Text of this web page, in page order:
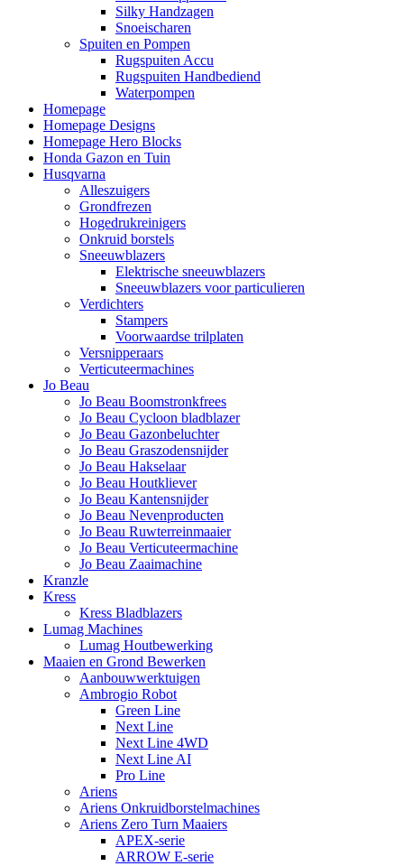
Silky Handzagen
Snoeischaren
Spuiten en Pompen
Rugspuiten Accu
Rugspuiten Handbediend
Waterpompen
Homepage
Homepage Designs
Homepage Hero Blocks
Honda Gazon en Tuin
Husqvarna
Alleszuigers
Grondfrezen
Hogedrukreinigers
Onkruid borstels
Sneeuwblazers
Elektrische sneeuwblazers
Sneeuwblazers voor particulieren
Verdichters
Stampers
Voorwaardse trilplaten
Versnipperaars
Verticuteermachines
Jo Beau
Jo Beau Boomstronkfrees
Jo Beau Cycloon bladblazer
Jo Beau Gazonbeluchter
Jo Beau Graszodensnijder
Jo Beau Hakselaar
Jo Beau Houtkliever
Jo Beau Kantensnijder
Jo Beau Nevenproducten
Jo Beau Ruwterreinmaaier
Jo Beau Verticuteermachine
Jo Beau Zaaimachine
Kranzle
Kress
Kress Bladblazers
Lumag Machines
Lumag Houtbewerking
Maaien en Grond Bewerken
Aanbouwwerktuigen
Ambrogio Robot
Green Line
Next Line
Next Line 4WD
Next Line AI
Pro Line
Ariens
Ariens Onkruidborstelmachines
Ariens Zero Turn Maaiers
APEX-serie
ARROW E-serie